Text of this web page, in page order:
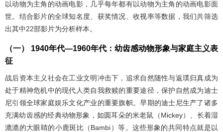
以动物为主角的动画电影，几乎每年都有以动物为主角的动画电影面
世。结合影片的全球知名度、获奖情况、收视率等数据，我们共筛选
出其中22部影片为分析样本。
（一） 1940年代—1960年代：幼齿感动物形象与家庭主义表
征
战后资本主义社会在工业文明冲击下，追求自然随性与返璞归真成为
处于精神危机中的现代人类自我救赎的重要途径，保护自然成为迪士
尼引领全球家庭娱乐文化产业的重要旗帜。早期的迪士尼生产了诸多
充满幼齿感的经典动物形象，如圆耳朵的米老鼠（Mickey）、长着湿
漉漉的大眼睛的小鹿斑比（Bambi）等。这些形象的共同特点就是以